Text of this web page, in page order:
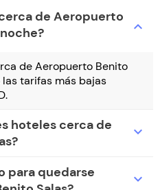
de Aeropuerto
expand_more
de Aeropuerto Benito
las tarifas más bajas
hoteles cerca de
expand_more
para quedarse
expand_more